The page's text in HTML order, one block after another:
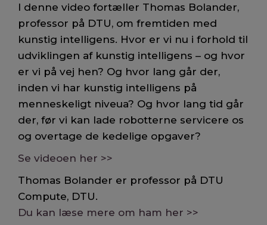
I denne video fortæller Thomas Bolander,
professor på DTU, om fremtiden med
kunstig intelligens. Hvor er vi nu i forhold til
udviklingen af kunstig intelligens – og hvor
er vi på vej hen? Og hvor lang går der,
inden vi har kunstig intelligens på
menneskeligt niveua? Og hvor lang tid går
der, før vi kan lade robotterne servicere os
og overtage de kedelige opgaver?
Se videoen her >>
Thomas Bolander er professor på DTU
Compute, DTU.
Du kan læse mere om ham her >>